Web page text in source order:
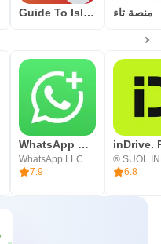
Guide To Islam منصة تاء
WhatsApp Business
WhatsApp LLC
7.9
6.8